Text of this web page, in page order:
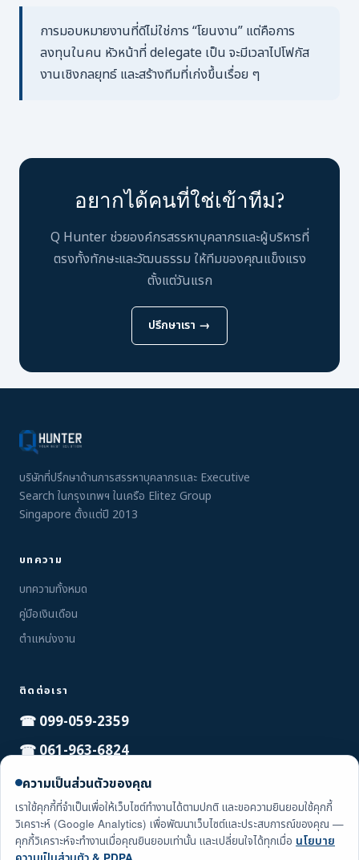
การมอบหมายงานที่ดีไม่ใช่การ “โยนงาน” แต่คือการ
ลงทุนในคน หัวหน้าที่ delegate เป็น จะมีเวลาไปโฟกัส
งานเชิงกลยุทธ์ และสร้างทีมที่เก่งขึ้นเรื่อย ๆ
อยากได้คนที่ใช่เข้าทีม?
Q Hunter ช่วยองค์กรสรรหาบุคลากรและผู้บริหารที่
ตรงทั้งทักษะและวัฒนธรรม ให้ทีมของคุณแข็งแรง
ตั้งแต่วันแรก
ปรึกษาเรา →
บริษัทที่ปรึกษาด้านการสรรหาบุคลากรและ Executive
Search ในกรุงเทพฯ ในเครือ Elitez Group
Singapore ตั้งแต่ปี 2013
บทความ
บทความทั้งหมด
คู่มือเงินเดือน
ตำแหน่งงาน
ติดต่อเรา
☎ 099-059-2359
☎ 061-963-6824
☎ 094-254-9344
info@qhunter.co.th
ความเป็นส่วนตัวของคุณ
เราใช้คุกกี้ที่จำเป็นเพื่อให้เว็บไซต์ทำงานได้ตามปกติ และขอความยินยอมใช้คุกกี้
วิเคราะห์ (Google Analytics) เพื่อพัฒนาเว็บไซต์และประสบการณ์ของคุณ —
คุกกี้วิเคราะห์จะทำงานเมื่อคุณยินยอมเท่านั้น และเปลี่ยนใจได้ทุกเมื่อ นโยบาย